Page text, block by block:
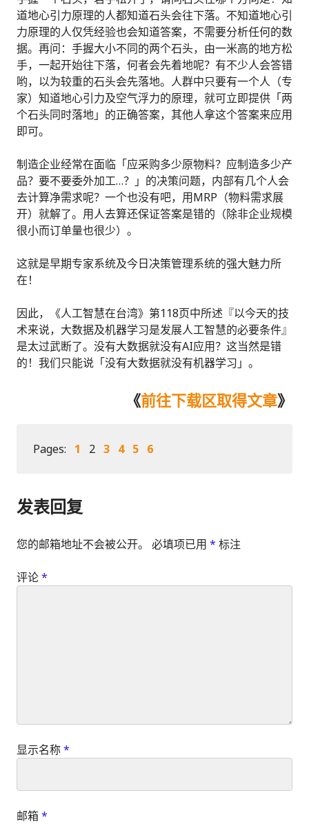
道地心引力原理的人都知道石头会往下落。不知道地心引
力原理的人仅凭经验也会知道答案，不需要分析任何的数
据。再问：手握大小不同的两个石头，由一米高的地方松
手，一起开始往下落，何者会先着地呢？有不少人会答错
哟，以为较重的石头会先落地。人群中只要有一个人（专
家）知道地心引力及空气浮力的原理，就可立即提供「两
个石头同时落地」的正确答案，其他人拿这个答案来应用
即可。
制造企业经常在面临「应采购多少原物料？应制造多少产
品？要不要委外加工…？」的决策问题，内部有几个人会
去计算净需求呢？一个也没有吧，用MRP（物料需求展
开）就解了。用人去算还保证答案是错的（除非企业规模
很小而订单量也很少）。
这就是早期专家系统及今日决策管理系统的强大魅力所
在！
因此，《人工智慧在台湾》第118页中所述『以今天的技
术来说，大数据及机器学习是发展人工智慧的必要条件』
是太过武断了。没有大数据就没有AI应用？这当然是错
的！我们只能说「没有大数据就没有机器学习」。
《前往下载区取得文章》
Pages: 1 2 3 4 5 6
发表回复
您的邮箱地址不会被公开。 必填项已用 * 标注
评论*
显示名称*
邮箱*